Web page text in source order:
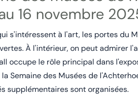
16 novembre
s'intéressent à l'art, les portes du
À l'intérieur, on peut admirer
occupe le rôle principal dans
Semaine des Musées de
supplémentaires sont organisées.